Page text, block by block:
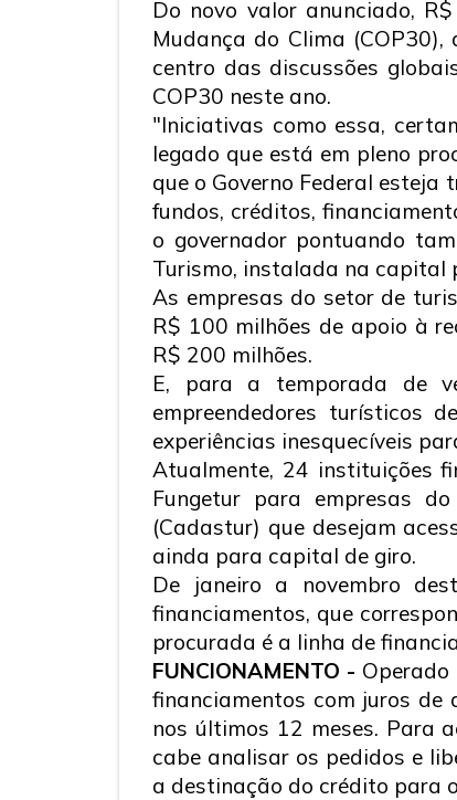
Do novo valor anunciado,
Mudança do Clima
centro das discussões
COP30 neste ano.
"Iniciativas como essa,
legado que está em pleno
que o Governo Federal
fundos, créditos,
o governador pontuando
Turismo, instalada na capital
As empresas do setor de
R$ 100 milhões de apoio à
R$ 200 milhões.
E, para a temporada de
empreendedores turísticos
experiências inesquecíveis
Atualmente, 24 instituições
Fungetur para empresas
(Cadastur) que desejam
ainda para capital de giro.
De janeiro a novembro
financiamentos, que
procurada é a linha de
FUNCIONAMENTO -
financiamentos com juros de
nos últimos 12 meses. Para
cabe analisar os pedidos e
a destinação do crédito para